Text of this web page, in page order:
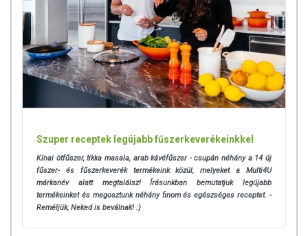
Szuper receptek legújabb fűszerkeverékeinkkel
Kínai ötfűszer, tikka masala, arab kávéfűszer - csupán néhány a 14 új
fűszer- és fűszerkeverék termékeink közül, melyeket a Multi4U
márkanév alatt megtalálsz! Írásunkban bemutatjuk legújabb
termékeinket és megosztunk néhány finom és egészséges receptet. -
Reméljük, Neked is beválnak! :)